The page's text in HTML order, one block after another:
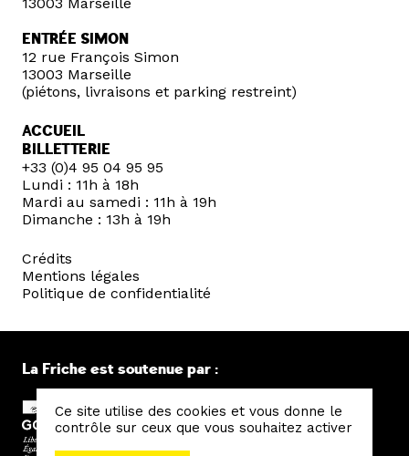
ENTRÉE SIMON
12 rue François Simon
13003 Marseille
(piétons, livraisons et parking restreint)
ACCUEIL
BILLETTERIE
+33 (0)4 95 04 95 95
Lundi : 11h à 18h
Mardi au samedi : 11h à 19h
Dimanche : 13h à 19h
Crédits
Mentions légales
Politique de confidentialité
La Friche est soutenue par :
Ce site utilise des cookies et vous donne le
contrôle sur ceux que vous souhaitez activer